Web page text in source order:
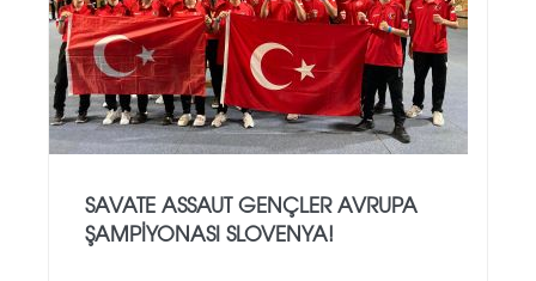
SAVATE ASSAUT GENÇLER AVRUPA
ŞAMPİYONASI SLOVENYA!